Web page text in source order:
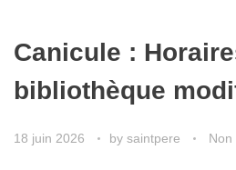
Canicule :
bibliothèque
18 juin 2026 by saintpere Non